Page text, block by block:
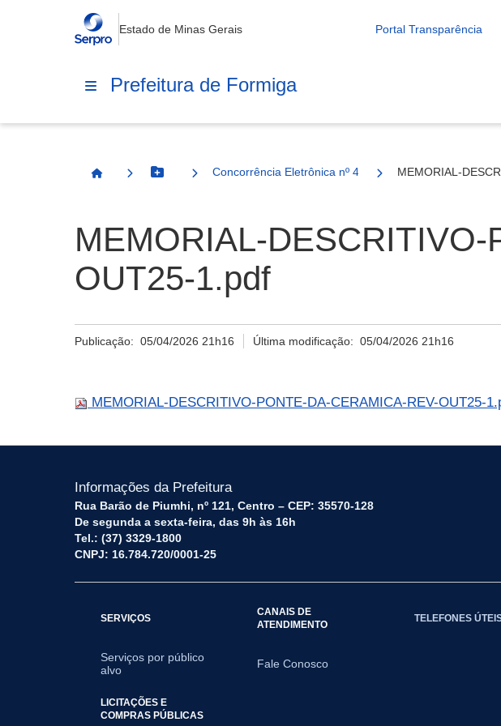
Estado de Minas Gerais Portal Transparência
Prefeitura de Formiga
Página InicialBotão Menu
Concorrência Eletrônica nº 4/2025 MEMORIAL-
MEMORIAL-
OUT25-1.pdf
Publicação: 05/04/2026 21h16 Última modificação:05/04/2026 21h16
MEMORIAL-DESCRITIVO-PONTE-DA-CERAMICA-REV-OUT25-
Informações da Prefeitura
Rua Barão de Piumhi, nº 121, Centro – CEP: 35570-128
De segunda a sexta-feira, das 9h às 16h
Tel.: (37) 3329-1800
CNPJ: 16.784.720/0001-25
SERVIÇOS
Serviços por público
alvo
CANAIS DE
ATENDIMENTO
Fale Conosco
TELEFONES
LICITAÇÕES E
COMPRAS PÚBLICAS